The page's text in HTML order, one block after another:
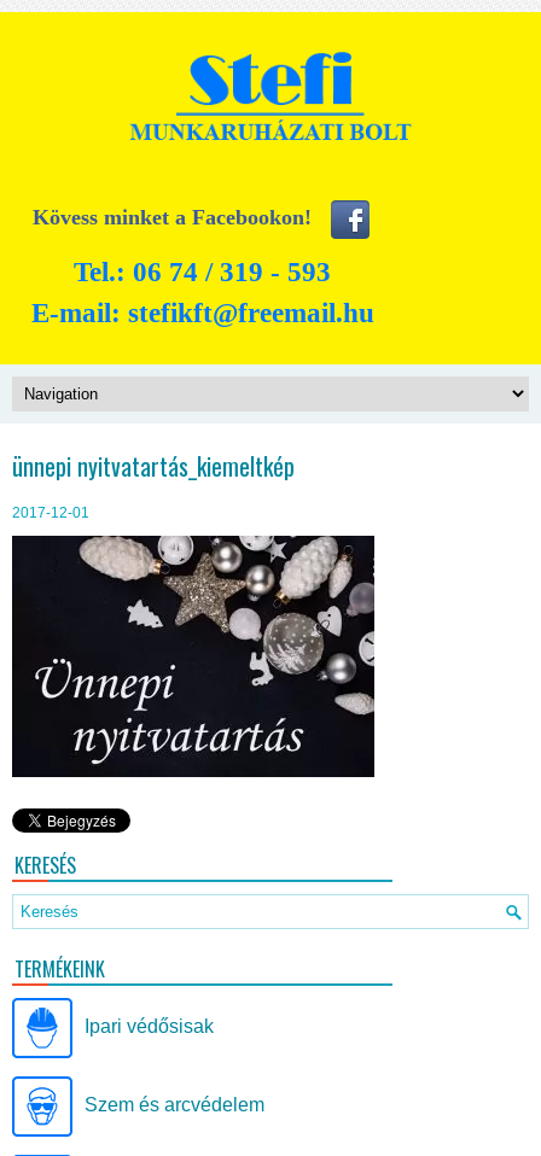
Kövess minket a Facebookon!
Tel.: 06 74 / 319 - 593
E-mail: stefikft@freemail.hu
ünnepi nyitvatartás_kiemeltkép
2017-12-01
KERESÉS
TERMÉKEINK
Ipari védősisak
Szem és arcvédelem